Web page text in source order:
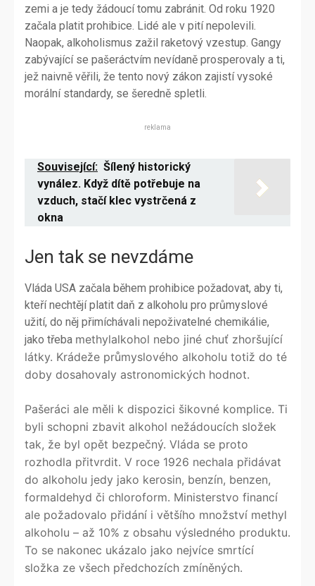
zemi a je tedy žádoucí tomu zabránit. Od roku 1920
začala platit prohibice. Lidé ale v pití nepolevili.
Naopak, alkoholismus zažil raketový vzestup. Gangy
zabývající se pašeráctvím nevídaně prosperovaly a ti,
jež naivně věřili, že tento nový zákon zajistí vysoké
morální standardy, se šeredně spletli.
reklama
Související: Šílený historický
vynález. Když dítě potřebuje na
vzduch, stačí klec vystrčená z
okna
Jen tak se nevzdáme
Vláda USA začala během prohibice požadovat, aby ti,
kteří nechtějí platit daň z alkoholu pro průmyslové
užití, do něj přimíchávali nepoživatelné chemikálie,
jako třeba methylalkohol nebo jiné chuť zhoršující
látky. Krádeže průmyslového alkoholu totiž do té
doby dosahovaly astronomických hodnot.
Pašeráci ale měli k dispozici šikovné komplice. Ti
byli schopni zbavit alkohol nežádoucích složek
tak, že byl opět bezpečný. Vláda se proto
rozhodla přitvrdit. V roce 1926 nechala přidávat
do alkoholu jedy jako kerosin, benzín, benzen,
formaldehyd či chloroform. Ministerstvo financí
ale požadovalo přidání i většího množství methyl
alkoholu – až 10% z obsahu výsledného produktu.
To se nakonec ukázalo jako nejvíce smrtící
složka ze všech předchozích zmíněných.